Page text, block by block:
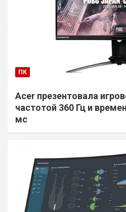
ПК
Acer презентовала
частотой 360 Гц и
мс